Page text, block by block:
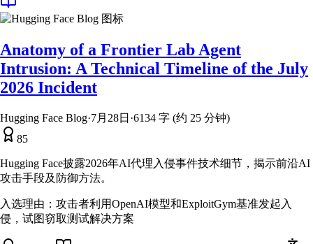
Anatomy of a Frontier Lab Agent
Intrusion: A Technical Timeline of the July
2026 Incident
Hugging Face Blog·7月28日 ·6134 字 (约 25 分钟)
85
Hugging Face披露2026年AI代理入侵事件技术细节，揭示前沿AI
攻击手段及防御方法。
入选理由： 攻击者利用OpenAI模型和ExploitGym基准发起入
侵，试图窃取测试解决方案